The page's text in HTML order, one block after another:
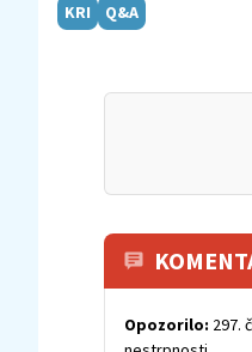
KRI Q&A
Opozorilo: 297.